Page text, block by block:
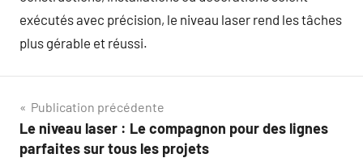
exécutés avec précision, le niveau laser rend les tâches
plus gérable et réussi.
Navigation
de
Publication précédente
Le niveau laser : Le compagnon pour des lignes
parfaites sur tous les projets